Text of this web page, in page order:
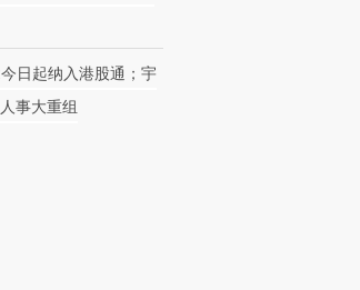
日起纳入港股通；宇
事大重组